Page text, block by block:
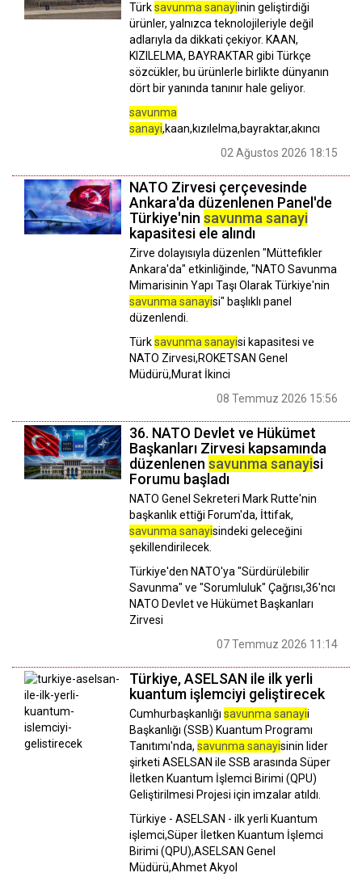
Türksavunma sanayiinin geliştirdiği
ürünler, yalnızca teknolojileriyle değil
adlarıyla da dikkati çekiyor. KAAN,
KIZILELMA, BAYRAKTAR gibi Türkçe
sözcükler, bu ürünlerle birlikte dünyanın
dört bir yanında tanınır hale geliyor.
savunma
sanayi,kaan,kızılelma,bayraktar,akıncı
02 Ağustos 2026 18:15
NATO Zirvesi çerçevesinde
Ankara'da düzenlenen Panel'de
Türkiye'nin savunma sanayi
kapasitesi ele alındı
Zirve dolayısıyla düzenlen "Müttefikler
Ankara'da" etkinliğinde, "NATO Savunma
Mimarisinin Yapı Taşı Olarak Türkiye'nin
savunma sanayisi" başlıklı panel
düzenlendi.
Türksavunma sanayisi kapasitesi ve
NATO Zirvesi,ROKETSAN Genel
Müdürü,Murat İkinci
08 Temmuz 2026 15:56
36.⁠ ⁠NATO Devlet ve Hükümet
Başkanları Zirvesi kapsamında
düzenlenen savunma sanayisi
Forumu başladı
NATO Genel Sekreteri Mark Rutte'nin
başkanlık ettiği Forum'da, İttifak,
savunma sanayisindeki geleceğini
şekillendirilecek.
Türkiye'den NATO'ya "Sürdürülebilir
Savunma" ve "Sorumluluk" Çağrısı,36'ncı
NATO Devlet ve Hükümet Başkanları
Zirvesi
07 Temmuz 2026 11:14
Türkiye, ASELSAN ile ilk yerli
kuantum işlemciyi geliştirecek
Cumhurbaşkanlığı savunma sanayii
Başkanlığı (SSB) Kuantum Programı
Tanıtımı'nda, savunma sanayisinin lider
şirketi ASELSAN ile SSB arasında Süper
İletken Kuantum İşlemci Birimi (QPU)
Geliştirilmesi Projesi için imzalar atıldı.
Türkiye - ASELSAN - ilk yerli Kuantum
işlemci,Süper İletken Kuantum İşlemci
Birimi (QPU),ASELSAN Genel
Müdürü,Ahmet Akyol